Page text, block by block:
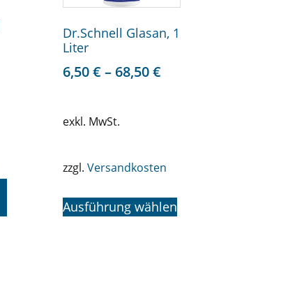
Dr.Schnell Glasan, 1
Liter
6,50€ – 68,50€
exkl. MwSt.
zzgl. Versandkosten
Ausführung wählen